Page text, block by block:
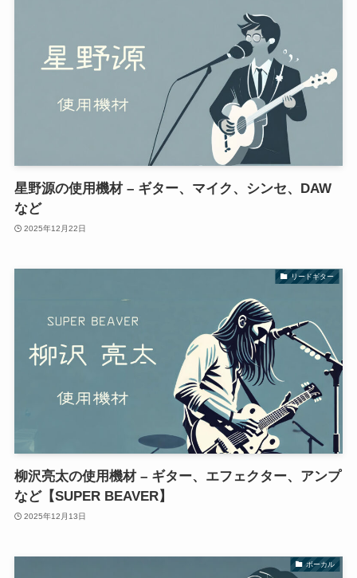
星野源の使用機材 – ギター、マイク、シンセ、DAW
など
2025年12月22日
リードギター
柳沢亮太の使用機材 – ギター、エフェクター、アンプ
など【SUPER BEAVER】
2025年12月13日
ボーカル